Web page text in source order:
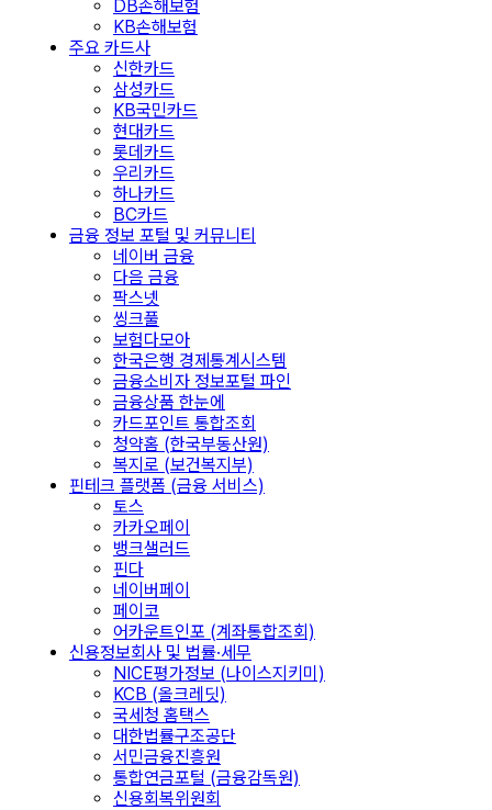
DB손해보험
KB손해보험
주요 카드사
신한카드
삼성카드
KB국민카드
현대카드
롯데카드
우리카드
하나카드
BC카드
금융 정보 포털 및 커뮤니티
네이버 금융
다음 금융
팍스넷
씽크풀
보험다모아
한국은행 경제통계시스템
금융소비자 정보포털 파인
금융상품 한눈에
카드포인트 통합조회
청약홈 (한국부동산원)
복지로 (보건복지부)
핀테크 플랫폼 (금융 서비스)
토스
카카오페이
뱅크샐러드
핀다
네이버페이
페이코
어카운트인포 (계좌통합조회)
신용정보회사 및 법률·세무
NICE평가정보 (나이스지키미)
KCB (올크레딧)
국세청 홈택스
대한법률구조공단
서민금융진흥원
통합연금포털 (금융감독원)
신용회복위원회